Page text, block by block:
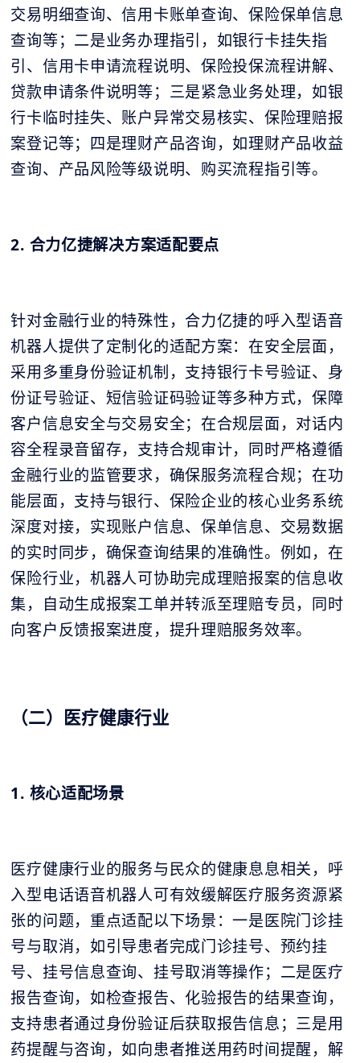
交易明细查询、信用卡账单查询、保险保单信息
查询等；二是业务办理指引，如银行卡挂失指
引、信用卡申请流程说明、保险投保流程讲解、
贷款申请条件说明等；三是紧急业务处理，如银
行卡临时挂失、账户异常交易核实、保险理赔报
案登记等；四是理财产品咨询，如理财产品收益
查询、产品风险等级说明、购买流程指引等。
2. 合力亿捷解决方案适配要点
针对金融行业的特殊性，合力亿捷的呼入型语音
机器人提供了定制化的适配方案：在安全层面，
采用多重身份验证机制，支持银行卡号验证、身
份证号验证、短信验证码验证等多种方式，保障
客户信息安全与交易安全；在合规层面，对话内
容全程录音留存，支持合规审计，同时严格遵循
金融行业的监管要求，确保服务流程合规；在功
能层面，支持与银行、保险企业的核心业务系统
深度对接，实现账户信息、保单信息、交易数据
的实时同步，确保查询结果的准确性。例如，在
保险行业，机器人可协助完成理赔报案的信息收
集，自动生成报案工单并转派至理赔专员，同时
向客户反馈报案进度，提升理赔服务效率。
（二）医疗健康行业
1. 核心适配场景
医疗健康行业的服务与民众的健康息息相关，呼
入型电话语音机器人可有效缓解医疗服务资源紧
张的问题，重点适配以下场景：一是医院门诊挂
号与取消，如引导患者完成门诊挂号、预约挂
号、挂号信息查询、挂号取消等操作；二是医疗
报告查询，如检查报告、化验报告的结果查询，
支持患者通过身份验证后获取报告信息；三是用
药提醒与咨询，如向患者推送用药时间提醒，解